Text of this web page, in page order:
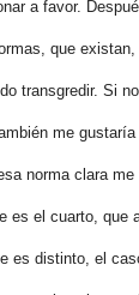
a favor.
que
transgredir. Si
me
norma clara
es el cuarto, que
es distinto, el